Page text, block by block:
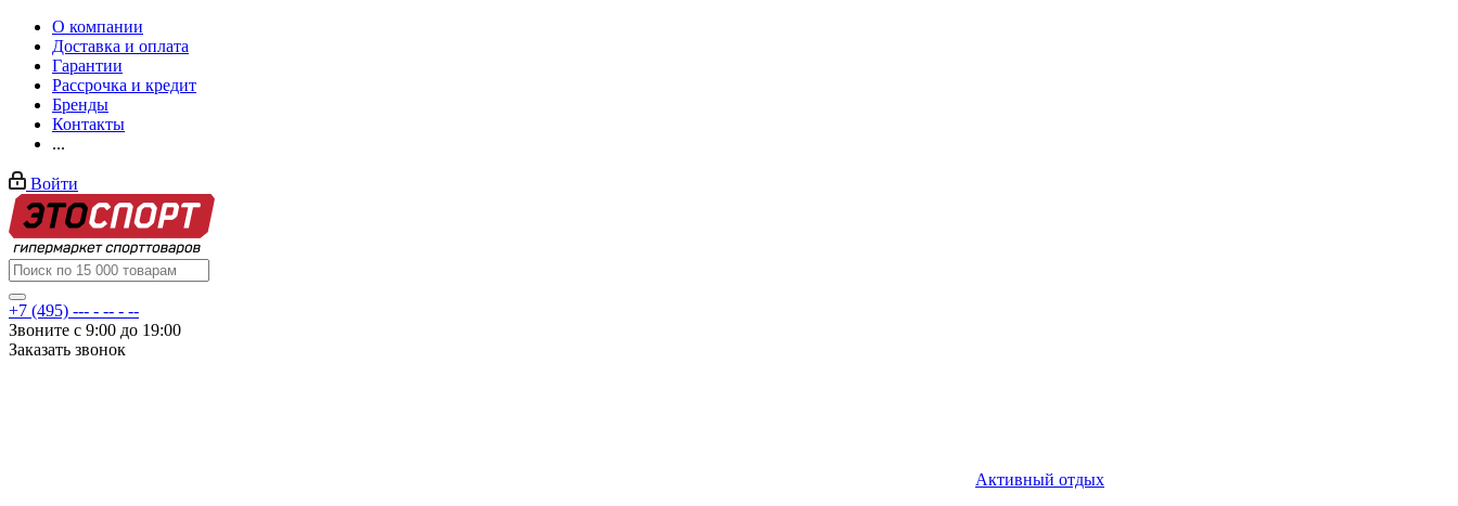
О компании
Доставка и оплата
Гарантии
Рассрочка и кредит
Бренды
Контакты
...
Войти
+7 (495) --- - -- - --
Звоните с 9:00 до 19:00
Заказать звонок
Активный отдых